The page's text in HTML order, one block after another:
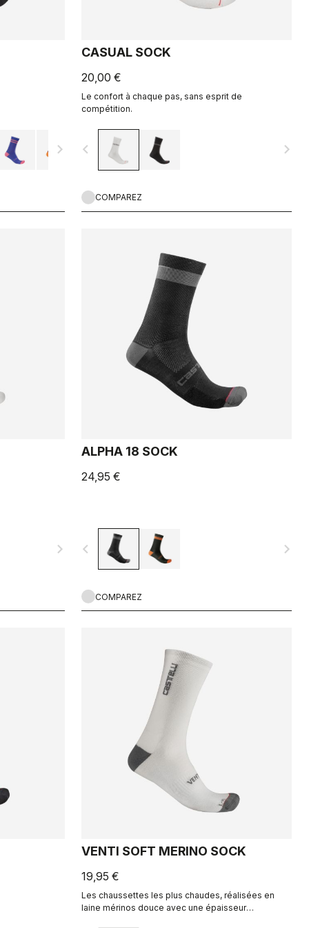
navigate_next
CASUAL SOCK
20,00 €
Le confort à chaque pas, sans esprit de
compétition.
navigate_before navigate_next
COMPAREZ
navigate_next
ALPHA 18 SOCK
24,95 €
navigate_before navigate_next
COMPAREZ
VENTI SOFT MERINO SOCK
19,95 €
Les chaussettes les plus chaudes, réalisées en
laine mérinos douce avec une épaisseur